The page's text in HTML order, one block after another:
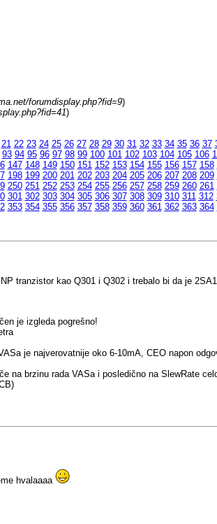
forumdisplay.php?fid=9)
)
21 22 23 24 25 26 27 28 29 30 31 32 33 34 35 36 37
93 94 95 96 97 98 99 100 101 102 103 104 105 106
147 148 149 150 151 152 153 154 155 156 157 158
198 199 200 201 202 203 204 205 206 207 208 209
250 251 252 253 254 255 256 257 258 259 260 261
301 302 303 304 305 306 307 308 309 310 311 312
353 354 355 356 357 358 359 360 361 362 363 364
tranzistor kao Q301 i Q302 i trebalo bi da je
je izgleda pogrešno!
je najverovatnije oko 6-10mA, CEO napon
na brzinu rada VASa i posledično na SlewRate
hvalaaaa